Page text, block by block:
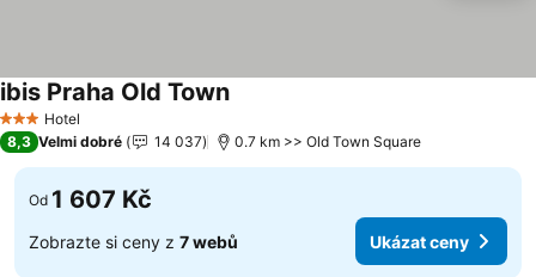
3 Počet hvězdiček
Hotel
ibis Praha Old Town
8,3 Velmi dobré 14 037 0.7 km >> Old Town Square
Od 1 607 Kč
Zobrazte si ceny z 7 webů Ukázat ceny